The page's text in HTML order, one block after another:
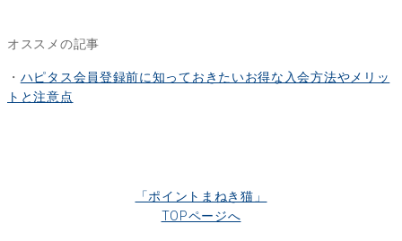
オススメの記事
・ ハピタス会員登録前に知っておきたいお得な入会方法やメリッ
トと注意点
「ポイントまねき猫」
TOPページへ